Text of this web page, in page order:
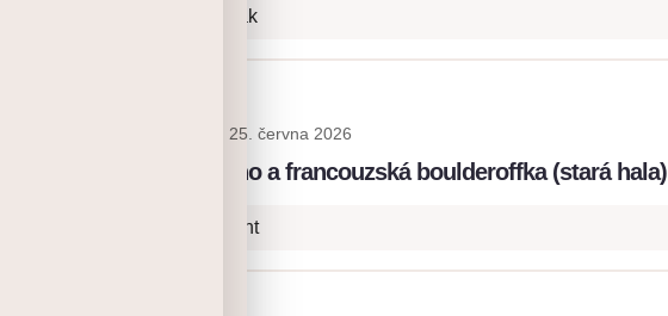
8- Naviják
25. června 2026
SmíchOFF: lano a francouzská boulderoffka (stará hala)
7- Onsight